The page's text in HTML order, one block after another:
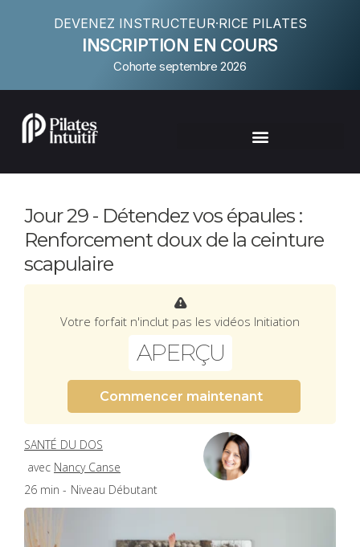
DEVENEZ INSTRUCTEUR·RICE PILATES
INSCRIPTION EN COURS
Cohorte septembre 2026
Jour 29 - Détendez vos épaules :
Renforcement doux de la ceinture
scapulaire
Votre forfait n'inclut pas les vidéos Initiation
APERÇU
Commencer maintenant
SANTÉ DU DOS
avec Nancy Canse
26 min - Niveau Débutant